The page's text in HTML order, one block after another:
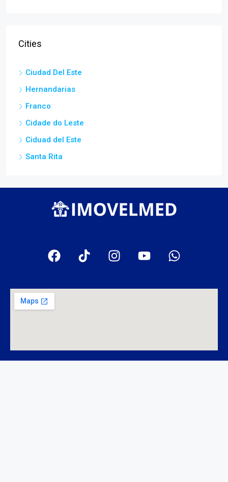
Cities
Ciudad Del Este
Hernandarias
Franco
Cidade do Leste
Ciduad del Este
Santa Rita